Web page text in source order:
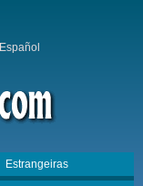
Español
Estrangeiras